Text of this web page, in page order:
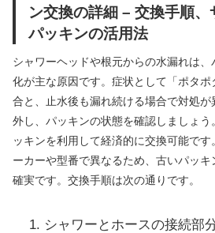
ン交換の詳細 – 交換手順
パッキンの活用法
シャワーヘッドや根元からの水漏れは
化が主な原因です。症状として「ポタ
合と、止水後も漏れ続ける場合で対処
外し、パッキンの状態を確認しましょ
ッキンを利用して経済的に交換可能で
ーカーや型番で異なるため、古いパッ
確実です。交換手順は次の通りです。
シャワーとホースの接続部